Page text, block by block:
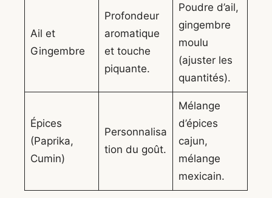
Ail et
Gingembre
Profondeur
aromatique
et touche
piquante.
Poudre d’ail,
gingembre
moulu
(ajuster les
quantités).
Épices
(Paprika,
Cumin)
Personnalisa
tion du goût.
Mélange
d’épices
cajun,
mélange
mexicain.